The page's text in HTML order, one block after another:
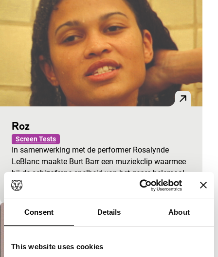
Consent Details About
This website uses cookies
Roz
Screen Tests
In samenwerking met de performer Rosalynde
LeBlanc maakte Burt Barr een muziekclip waarmee
hij de schizofrene snelheid van het genre helemaal
naar zijn hand zet:…